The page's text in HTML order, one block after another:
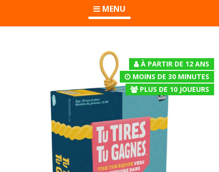
MENU
À PARTIR DE 12 ANS
MOINS DE 30 MINUTES
PLUS DE 10 JOUEURS